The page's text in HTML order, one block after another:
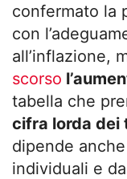
confermato la
con
all’inflazione,
scorso
tabella che
cifra lorda
dipende
individuali e